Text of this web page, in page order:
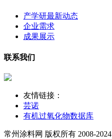
产学研最新动态
企业需求
成果展示
联系我们
友情链接：
芸诺
有机过氧化物数据库
常州涂料网 版权所有 2008-2024